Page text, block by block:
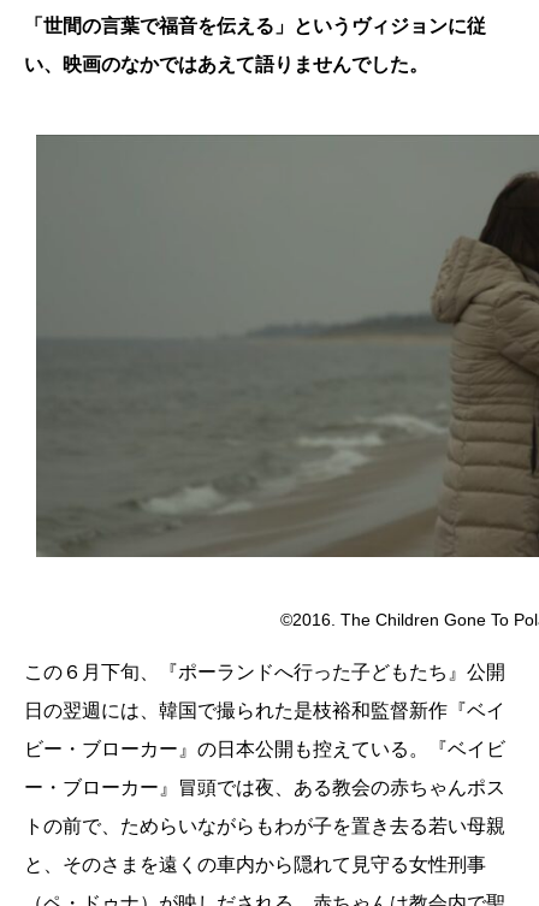
「世間の言葉で福音を伝える」というヴィジョンに従
い、映画のなかではあえて語りませんでした。
©2016. The Children Gone To
この６月下旬、『ポーランドへ行った子どもたち』公開
日の翌週には、韓国で撮られた是枝裕和監督新作『ベイ
ビー・ブローカー』の日本公開も控えている。『ベイビ
ー・ブローカー』冒頭では夜、ある教会の赤ちゃんポス
トの前で、ためらいながらもわが子を置き去る若い母親
と、そのさまを遠くの車内から隠れて見守る女性刑事